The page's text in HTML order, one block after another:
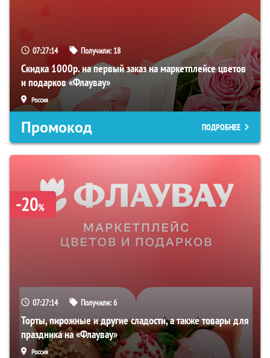
07:27:13 Получили: 18
Скидка 1000р. на первый заказ на маркетплейсе цветов
и подарков «Флаувау»
Россия
Промокод ПОДРОБНЕЕ
-20%
07:27:13 Получили:6
Торты, пирожные и другие сладости, а также товары для
праздника на «Флаувау»
Россия